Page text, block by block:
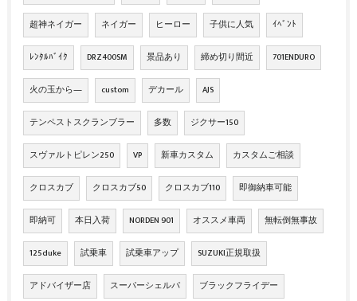
超神ネイガー ネイガー ヒーロー 子供に人気 ｲﾍﾞﾝﾄ
ﾚﾝﾀﾙﾊﾞｲｸ DRZ400SM 景品あり 締め切り間近 701ENDURO
火の玉から― custom デカール AJS
テンペストスクランブラー 多数 ジクサー150
スヴァルトピレン250 VP 新車カスタム カスタムご相談
クロスカブ クロスカブ50 クロスカブ110 即御納車可能
即納可 本日入荷 NORDEN 901 オススメ車両 無転倒無事故
125duke 試乗車 試乗車アップ SUZUKI正規取扱
アドバイザー店 スーパーシェルパ ブラックフライデー